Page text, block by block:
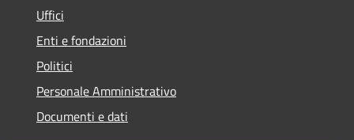
Uffici
Enti e fondazioni
Politici
Personale Amministrativo
Documenti e dati